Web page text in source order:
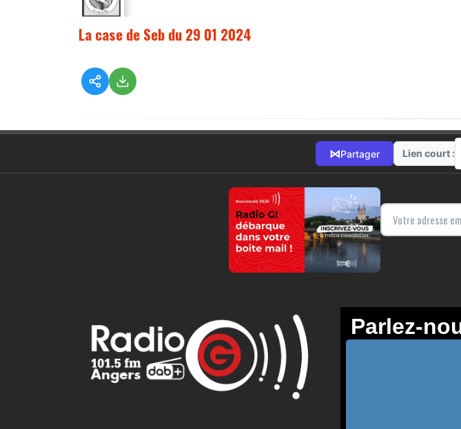
La case de Seb du 29 01 2024
⋈Partager Lien court :